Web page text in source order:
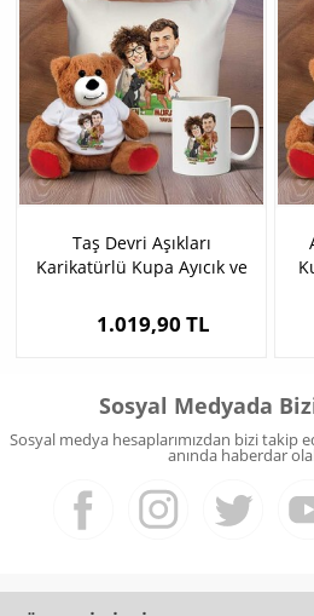
Taş Devri Aşıkları
Karikatürlü Kupa Ayıcık ve
1.019,90 TL
Sosyal Medyada
Sosyal medya hesaplarımızdan bizi takip
anında haberdar